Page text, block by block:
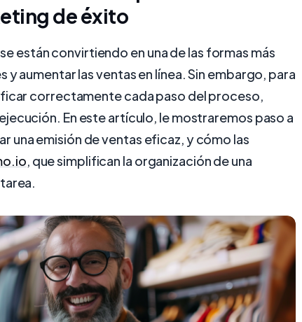
de éxito
se están convirtiendo en una de las formas más
y aumentar las ventas en línea. Sin embargo, para
correctamente cada paso del proceso,
En este artículo, le mostraremos paso a
una emisión de ventas eficaz, y cómo las
, que simplifican la organización de una